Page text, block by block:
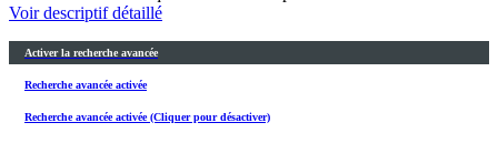
Voir descriptif détaillé
Activer la recherche avancée
Recherche avancée activée
Recherche avancée activée (Cliquer pour désactiver)